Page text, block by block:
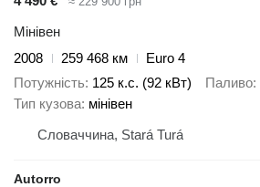
Мінівен
2008
259 468 км
Euro 4
Потужність 125 к.с. (92 кВт) Паливо
Тип кузова мінівен
Словаччина, Stará Turá
Autorro